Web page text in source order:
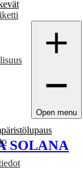
Open menu
SOLANA